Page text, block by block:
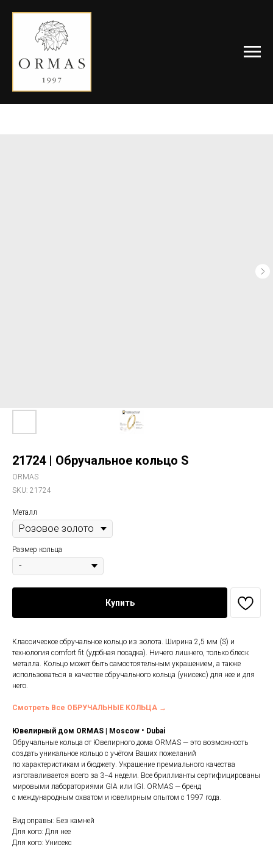
21724 | Обручальное кольцо S
ORMAS
SKU: 21724
Металл
Размер кольца
Купить
Классическое обручальное кольцо из золота. Ширина 2,5 мм (S) и
технология comfort fit (удобная посадка). Ничего лишнего, только блеск
металла. Кольцо может быть самостоятельным украшением, а также
использоваться в качестве обручального кольца (унисекс) для нее и для
него.
Смотреть Все ОБРУЧАЛЬНЫЕ КОЛЬЦА →
Ювелирный дом ORMAS | Moscow • Dubai
Обручальные кольца от Ювелирного дома ORMAS — это возможность
создать уникальное кольцо с учётом Ваших пожеланий
по характеристикам и бюджету. Украшение премиального качества
изготавливается всего за 3−4 недели. Все бриллианты сертифицированы
мировыми лабораториями GIA или IGI. ORMAS — бренд
с международным охватом и ювелирным опытом с 1997 года.
Вид оправы: Без камней
Для кого: Для нее
Для кого: Унисекс